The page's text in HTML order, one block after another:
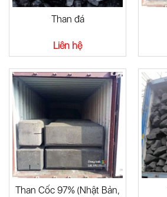
Than đá
Liên hệ
Than Cốc 97% (Nhật Bản,